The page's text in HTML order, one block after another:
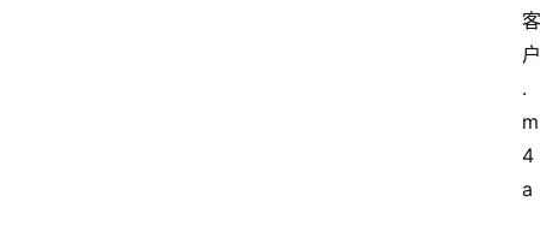
客
户
.
m
4
a